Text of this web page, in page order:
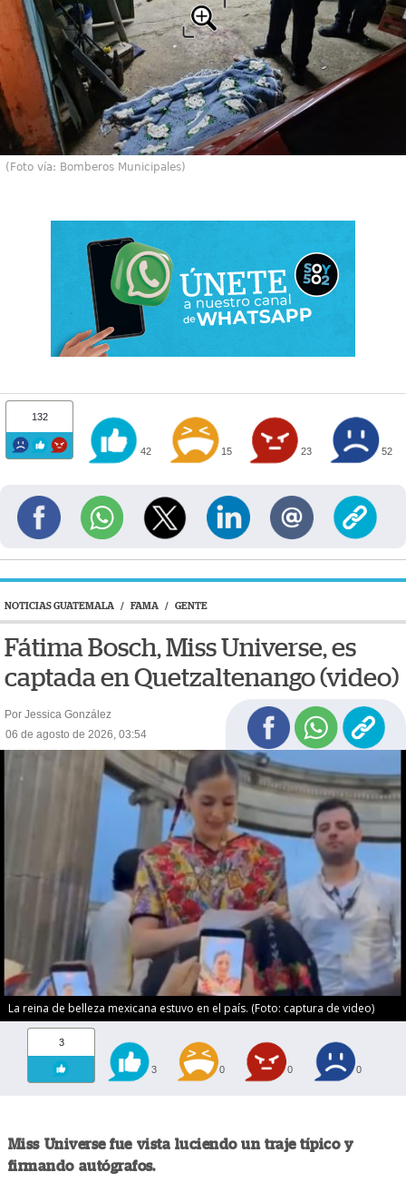
(Foto vía: Bomberos Municipales)
132
42 15 23 52
NOTICIAS GUATEMALA / FAMA / GENTE
Fátima Bosch, Miss Universe, es
captada en Quetzaltenango (video)
Por Jessica González
06 de agosto de 2026, 03:54
La reina de belleza mexicana estuvo en el país. (Foto: captura de video)
3
3 0 0 0
Miss Universe fue vista luciendo un traje típico y
firmando autógrafos.